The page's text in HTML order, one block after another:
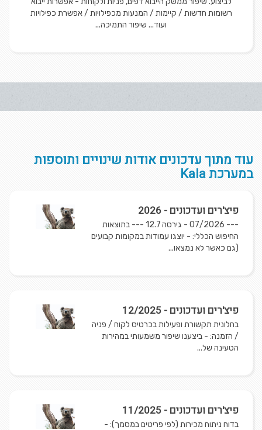
רשומות חדשות / קיימות / המנעות מכפילויות / אפשרת כפילויות
ועוד... שיפור התמיכה...
עוד מתוך עדכונים אודות שינויים ותוספות
במערכת Kala
פיצ'רים ועדכונים - 2026
--- 07/2026 - גירסה 12.7 --- בתוצאות
החיפוש הכללי: - יוצגו עמודות במקומות קבועים
(גם כאשר לא נמצאו...
פיצ'רים ועדכונים - 12/2025
בחלונית תקשורת ופעילות בכרטיס לקוח / פניה
/ הזמנה: - ביצענו שיפור משמעותי במהירות
הטעינה של...
פיצ'רים ועדכונים - 11/2025
בדוח ניתוח מכירות (לפי פריטים במסמך): -